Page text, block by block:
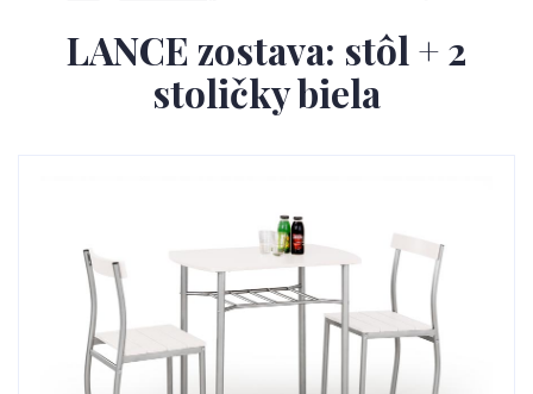
LANCE zostava: stôl + 2
stoličky biela